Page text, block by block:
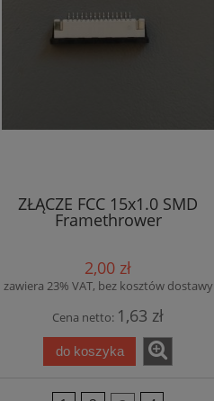
ZŁĄCZE FCC 15x1.0 SMD
Framethrower
2,00 zł
zawiera 23% VAT, bez kosztów dostawy
Cena netto: 1,63 zł
do koszyka